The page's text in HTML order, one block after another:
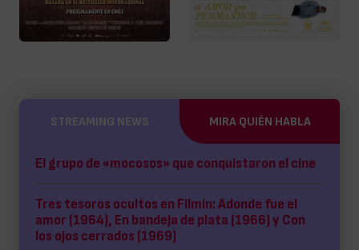
STREAMING NEWS MIRA QUIÉN HABLA
El grupo de «mocosos» que conquistaron el cine
Tres tesoros ocultos en Filmin: Adonde fue el
amor (1964), En bandeja de plata (1966) y Con
los ojos cerrados (1969)